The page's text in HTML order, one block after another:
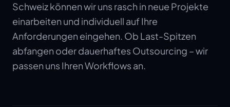
Schweiz können wir uns rasch in neue Projekte
einarbeiten und individuell auf Ihre
Anforderungen eingehen. Ob Last-Spitzen
abfangen oder dauerhaftes Outsourcing – wir
passen uns Ihren Workflows an.